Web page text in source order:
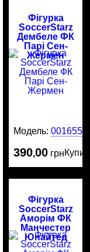
Фігурка
SoccerStarz
Дембеле ФК
Парі Сен-
Жермен
Модель:0016554
390,00 грнКупити
Фігурка
SoccerStarz
Аморім ФК
Манчестер
Юнайтед